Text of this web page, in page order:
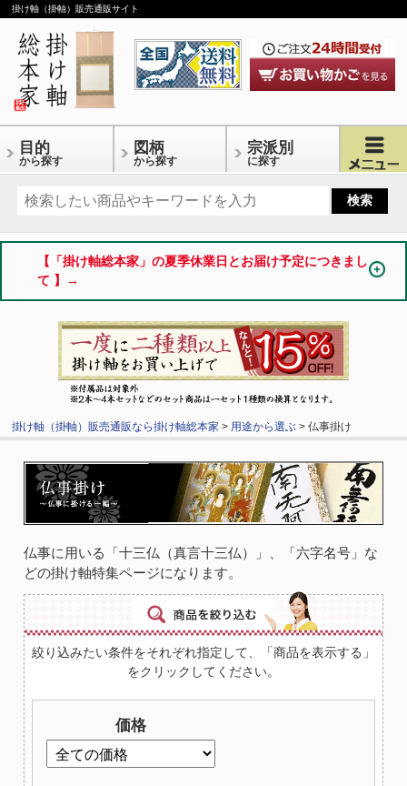
掛け軸（掛軸）販売通販サイト
目的
から探す
図柄
から探す
宗派別
に探す
【「掛け軸総本家」の夏季休業日とお届け予定につきまし
て 】→
掛け軸（掛軸）販売通販なら掛け軸総本家 > 用途から選ぶ > 仏事掛け
仏事に用いる「十三仏（真言十三仏）」、「六字名号」な
どの掛け軸特集ページになります。
絞り込みたい条件をそれぞれ指定して、「商品を表示する」
をクリックしてください。
価格